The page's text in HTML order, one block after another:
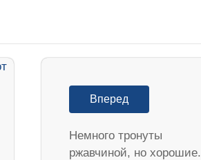
Вперед
Немного тронуты
ржавчиной, но хорошие.